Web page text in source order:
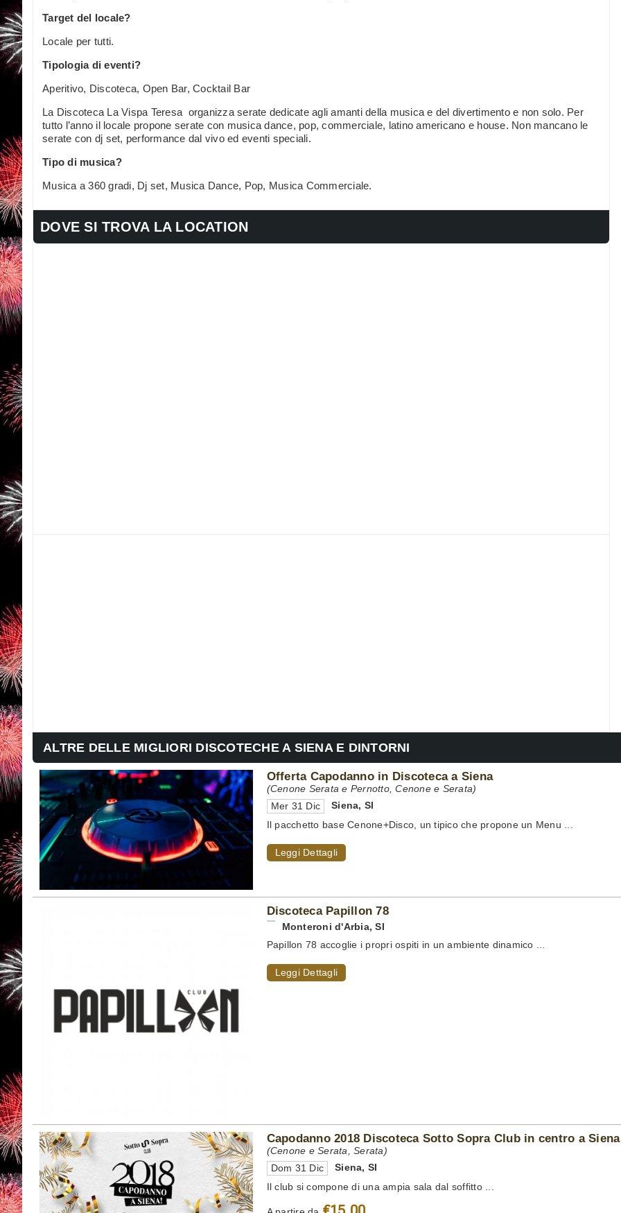
Target del locale?
Locale per tutti.
Tipologia di eventi?
Aperitivo, Discoteca, Open Bar, Cocktail Bar
La Discoteca La Vispa Teresa organizza serate dedicate agli amanti della musica e del divertimento e non solo. Per
tutto l’anno il locale propone serate con musica dance, pop, commerciale, latino americano e house. Non mancano le
serate con dj set, performance dal vivo ed eventi speciali.
Tipo di musica?
Musica a 360 gradi, Dj set, Musica Dance, Pop, Musica Commerciale.
DOVE SI TROVA LA LOCATION
ALTRE DELLE MIGLIORI DISCOTECHE A SIENA E DINTORNI
Offerta Capodanno in Discoteca a Siena
(Cenone Serata e Pernotto, Cenone e Serata)
Mer 31 Dic
Siena, SI
Il pacchetto base Cenone+Disco, un tipico che propone un Menu ...
Leggi Dettagli
Discoteca Papillon 78
Monteroni d'Arbia,SI
Papillon 78 accoglie i propri ospiti in un ambiente dinamico ...
Leggi Dettagli
Capodanno 2018 Discoteca Sotto Sopra Club in centro a Siena
(Cenone e Serata, Serata)
Dom 31 Dic
Siena, SI
Il club si compone di una ampia sala dal soffitto ...